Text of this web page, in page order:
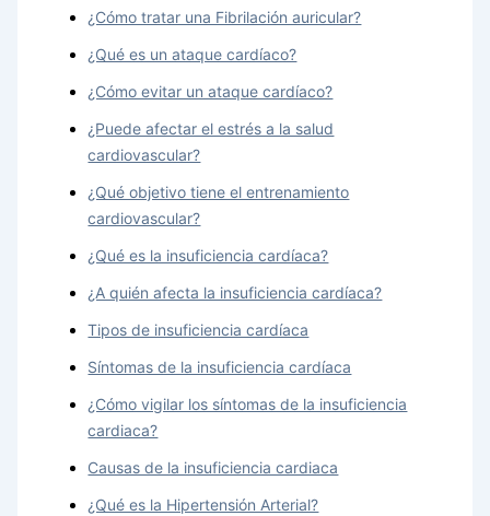
¿Cómo tratar una Fibrilación auricular?
¿Qué es un ataque cardíaco?
¿Cómo evitar un ataque cardíaco?
¿Puede afectar el estrés a la salud
cardiovascular?
¿Qué objetivo tiene el entrenamiento
cardiovascular?
¿Qué es la insuficiencia cardíaca?
¿A quién afecta la insuficiencia cardíaca?
Tipos de insuficiencia cardíaca
Síntomas de la insuficiencia cardíaca
¿Cómo vigilar los síntomas de la insuficiencia
cardiaca?
Causas de la insuficiencia cardiaca
¿Qué es la Hipertensión Arterial?